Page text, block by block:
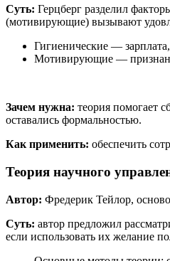
Суть: Герцберг разделил
(мотивирующие) вызывают
Гигиенические —
Мотивирующие —
Зачем нужна: теория помогает
оставались формальностью.
Как применить: обеспечить
Теория научного
Автор: Фредерик Тейлор,
Суть: автор предложил
если использовать их желание